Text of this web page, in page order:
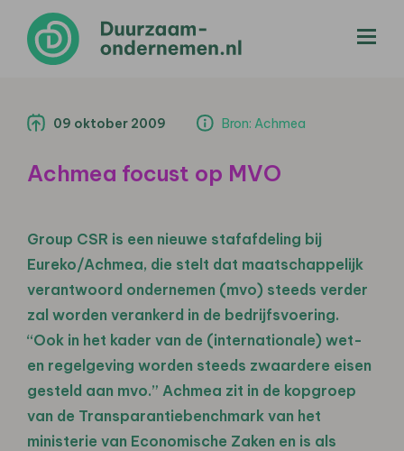
09 oktober 2009 Bron: Achmea
Achmea focust op MVO
Group CSR is een nieuwe stafafdeling bij
Eureko/Achmea, die stelt dat maatschappelijk
verantwoord ondernemen (mvo) steeds verder
zal worden verankerd in de bedrijfsvoering.
“Ook in het kader van de (internationale) wet-
en regelgeving worden steeds zwaardere eisen
gesteld aan mvo.” Achmea zit in de kopgroep
van de Transparantiebenchmark van het
ministerie van Economische Zaken en is als